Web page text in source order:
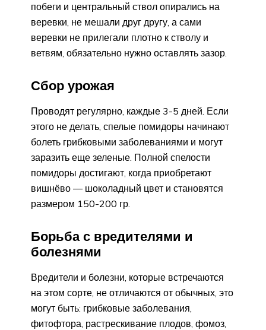
побеги и центральный ствол опирались на
веревки, не мешали друг другу, а сами
веревки не прилегали плотно к стволу и
ветвям, обязательно нужно оставлять зазор.
Сбор урожая
Проводят регулярно, каждые 3-5 дней. Если
этого не делать, спелые помидоры начинают
болеть грибковыми заболеваниями и могут
заразить еще зеленые. Полной спелости
помидоры достигают, когда приобретают
вишнёво — шоколадный цвет и становятся
размером 150-200 гр.
Борьба с вредителями и
болезнями
Вредители и болезни, которые встречаются
на этом сорте, не отличаются от обычных, это
могут быть: грибковые заболевания,
фитофтора, растрескивание плодов, фомоз,